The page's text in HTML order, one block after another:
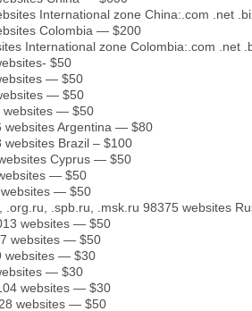
International zone China:.com .net
Colombia — $200
International zone Colombia:.com .net
$50
— $50
— $50
websites — $50
websites Argentina — $80
websites Brazil – $100
Cyprus — $50
— $50
websites — $50
.org.ru, .spb.ru, .msk.ru 98375 websites
websites — $50
websites — $50
websites — $30
— $30
websites — $30
websites — $50